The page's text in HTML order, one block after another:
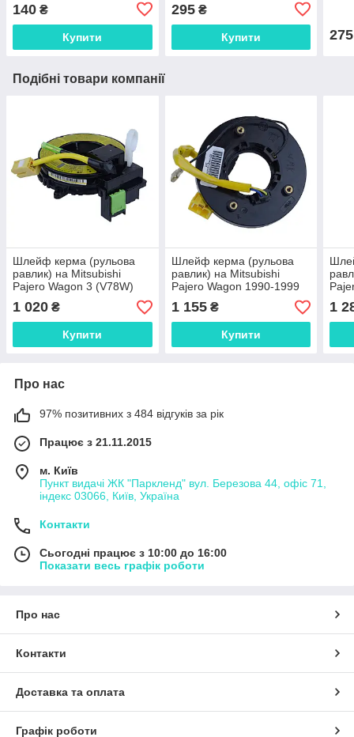
140 ₴
Купити
295₴
Купити 275
Подібні товари компанії
Шлейф керма (рульова
равлик) на Mitsubishi
Pajero Wagon 3 (V78W)
2000-2006 №8619a015,
8619-A015
1 020 ₴
Купити
Шлейф керма (рульова
равлик) на Mitsubishi
Pajero Wagon 1990-1999
№Mb953170
1 155₴
Купити
1
Про нас
97% позитивних з 484 відгуків за рік
Працює з 21.11.2015
м. Київ
Пункт видачі ЖК "Паркленд" вул. Березова 44, офіс 71,
індекс 03066, Київ, Україна
Контакти
Сьогодні працює з 10:00 до 16:00
Показати весь графік роботи
Про нас
Контакти
Доставка та оплата
Графік роботи